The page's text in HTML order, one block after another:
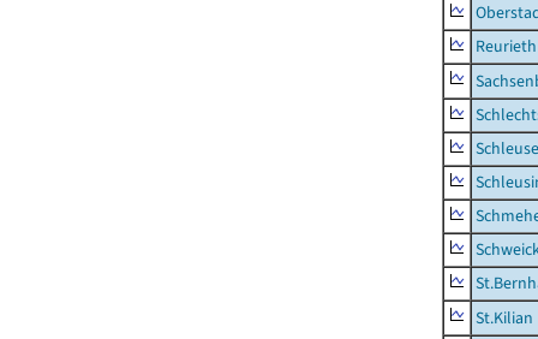
Reurieth
St.Kilian